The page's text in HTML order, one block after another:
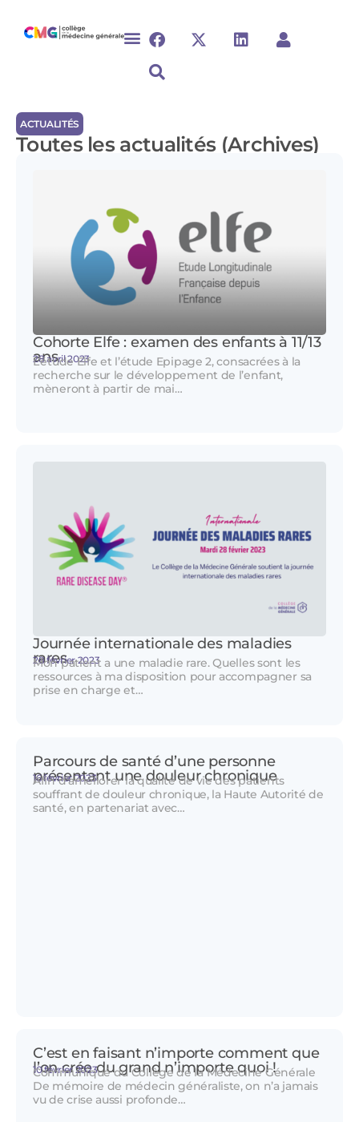
ACTUALITÉS
Toutes les actualités (Archives)
Cohorte Elfe : examen des enfants à 11/13
ans
28 avril 2023
L’étude Elfe et l’étude Epipage 2, consacrées à la
recherche sur le développement de l’enfant,
mèneront à partir de mai…
Journée internationale des maladies
rares
28 février 2023
Mon patient a une maladie rare. Quelles sont les
ressources à ma disposition pour accompagner sa
prise en charge et…
Parcours de santé d’une personne
présentant une douleur chronique
16 février 2023
Afin d’améliorer la qualité de vie des patients
souffrant de douleur chronique, la Haute Autorité de
santé, en partenariat avec…
C’est en faisant n’importe comment que
l’on crée du grand n’importe quoi !
10 février 2023
Communiqué du Collège de la Médecine Générale
De mémoire de médecin généraliste, on n’a jamais
vu de crise aussi profonde…